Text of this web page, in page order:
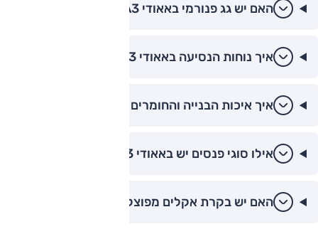
האם יש גג פנורמי באאודי A3?
איך נוחות הנסיעה באאודי A3?
איך איכות הבנייה והחומרים באאודי A3?
אילו סוגי פנסים יש באאודי A3?
האם יש בקרת אקלים מפוצלת באאודי A3?